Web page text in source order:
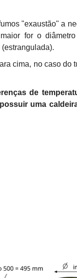
"exaustão" a
for o
cima, no caso do
de
uma